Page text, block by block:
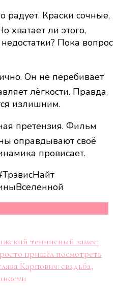
радует. Краски сочные,
хватает ли этого,
Пока вопрос
Он не перебивает
лёгкости. Правда,
излишним.
претензия. Фильм
оправдывают своё
провисает.
теннисный замес:
пришёл посмотреть
Карпович: свадьба,